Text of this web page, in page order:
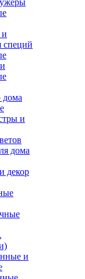
и
специй
дома
и
дома
декор
и